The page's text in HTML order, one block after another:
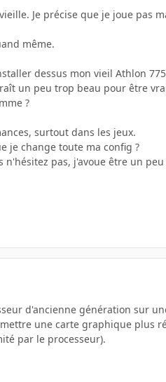
Je précise que je joue pas
même.
dessus mon vieil Athlon
un peu trop beau pour être
?
surtout dans les jeux.
je change toute ma config ?
pas, j'avoue être un
d'ancienne génération sur
une carte graphique plus
par le processeur).